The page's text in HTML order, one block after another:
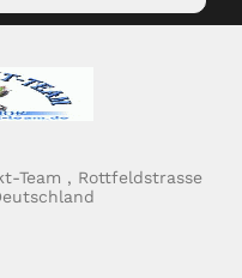
Team , Rottfeldstrasse